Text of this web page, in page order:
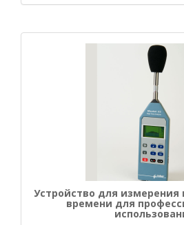
Устройство для
времени для